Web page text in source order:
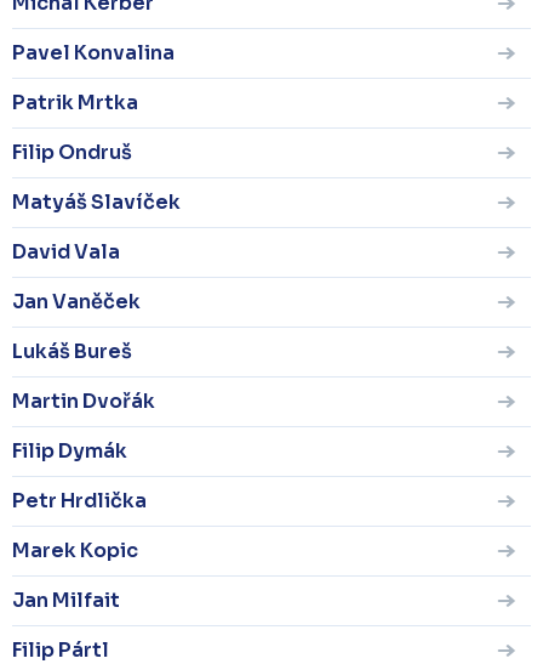
Pavel Konvalina
Patrik Mrtka
Filip Ondruš
Matyáš Slavíček
David Vala
Jan Vaněček
Lukáš Bureš
Martin Dvořák
Filip Dymák
Petr Hrdlička
Marek Kopic
Jan Milfait
Filip Pártl